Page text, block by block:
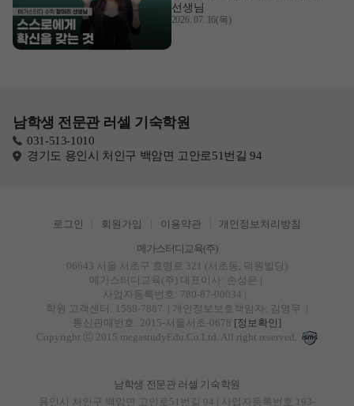
선생님
2026. 07. 16(목)
남학생 전문관 러셀 기숙학원
031-513-1010
경기도 용인시 처인구 백암면 고안로51번길 94
로그인 회원가입 이용약관 개인정보처리방침
메가스터디교육(주)
06643 서울 서초구 효령로 321 (서초동, 덕원빌딩)
메가스터디교육(주) 대표이사: 손성은 |
사업자등록번호: 780-87-00034
학원 고객센터: 1588-7887
| 개인정보보호책임자: 김영무
통신판매번호: 2015-서울서초-0678 [정보확인]
Copyright ⓒ 2015 megastudyEdu.Co.Ltd. All right reserved.
남학생 전문관 러셀 기숙학원
용인시 처인구 백암면 고안로51번길 94 | 사업자등록번호 193-